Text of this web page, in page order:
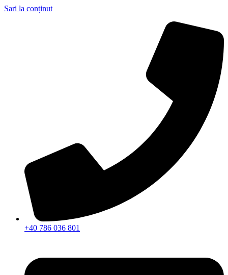
Sari la conținut
+40 786 036 801